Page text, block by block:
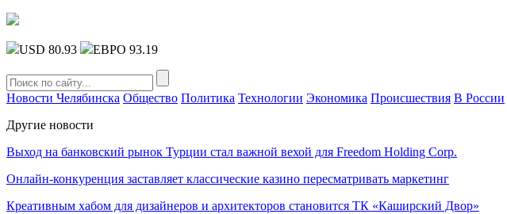
USD 80.93 ЕВРО 93.19
Новости Челябинска Общество Политика Технологии Экономика Происшествия В России
Другие новости
Выход на банковский рынок Турции стал важной вехой для Freedom Holding Corp.
Онлайн-конкуренция заставляет классические казино пересматривать маркетинг
Креативным хабом для дизайнеров и архитекторов становится ТК «Каширский Двор»